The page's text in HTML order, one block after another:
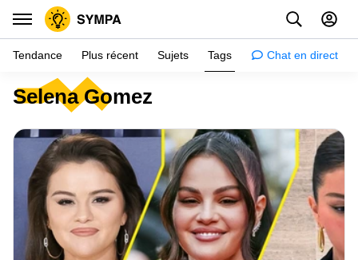
Selena Gomez
Tendance Plus récent Sujets Tags Chat en direct
Inspiration
Psychologie
Conseils
Filles
Couple
Histoires